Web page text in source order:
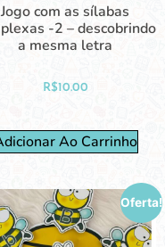
Jogo com as sílabas
-2 – descobrindo
a mesma letra
R$10.00
Ao Carrinho
Oferta!